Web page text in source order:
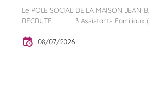
Le POLE SOCIAL DE LA MAISON JEAN-
RECRUTE 3 Assistants Familiaux
08/07/2026